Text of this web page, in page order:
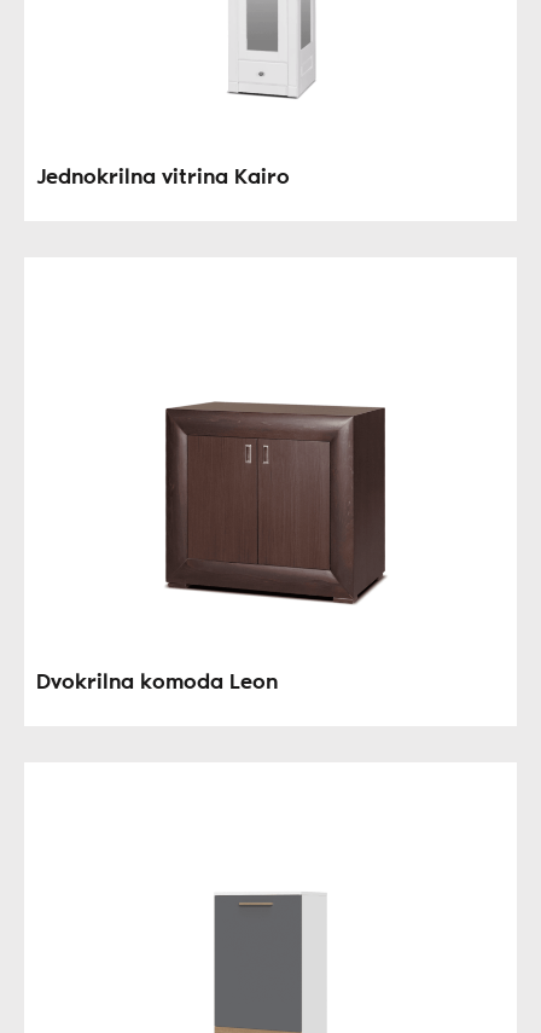
Jednokrilna vitrina Kairo
Dvokrilna komoda Leon